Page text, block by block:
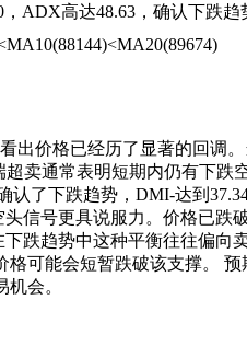
ADX高达48.63，确认下跌趋
出价格已经历了显著的回调
卖通常表明短期内仍有下
了下跌趋势，DMI-达到
信号更具说服力。价格已跌
跌趋势中这种平衡往往偏
可能会短暂跌破该支撑。
会。